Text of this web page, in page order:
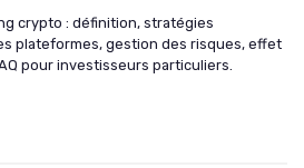
crypto : définition, stratégies
plateformes, gestion des risques, effet
pour investisseurs particuliers.